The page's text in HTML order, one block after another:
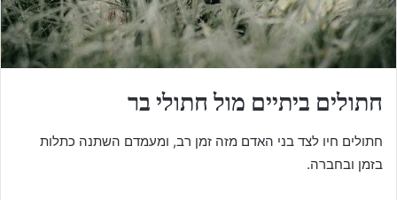
חתולים ביתיים מול חתולי בר
חתולים חיו לצד בני האדם מזה זמן רב, ומעמדם השתנה כתלות
בזמן ובחברה.